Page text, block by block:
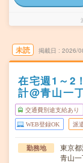
未読 掲載日 2026/
在宅週1～2
計@青山一
交通費別途支給あり
WEB登録OK 派
勤務地
東京
青山